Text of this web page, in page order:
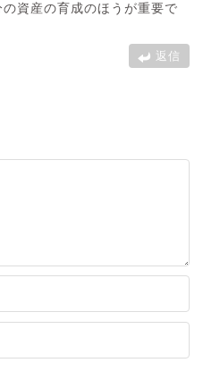
資産の育成のほうが重要で
返信